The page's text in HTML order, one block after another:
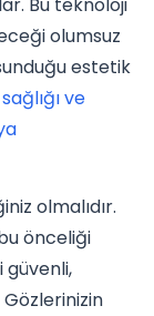
olumsuz
estetik
ve
olmalıdır.
önceliği
güvenli,